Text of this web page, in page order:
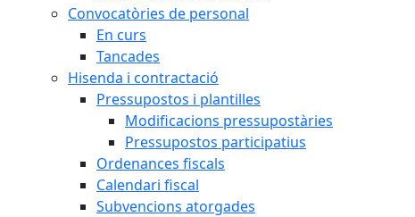
Convocatòries de personal
En curs
Tancades
Hisenda i contractació
Pressupostos i plantilles
Modificacions pressupostàries
Pressupostos participatius
Ordenances fiscals
Calendari fiscal
Subvencions atorgades